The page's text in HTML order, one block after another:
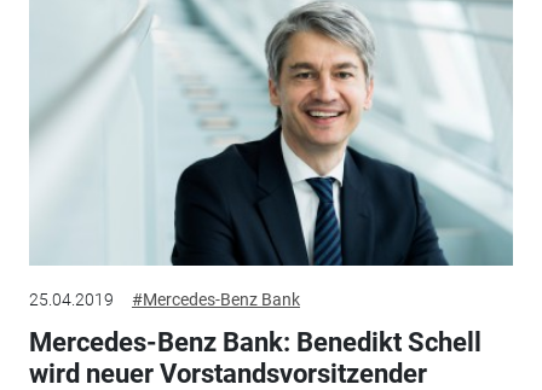
25.04.2019 #Mercedes-Benz Bank
Mercedes-Benz Bank: Benedikt Schell
wird neuer Vorstandsvorsitzender